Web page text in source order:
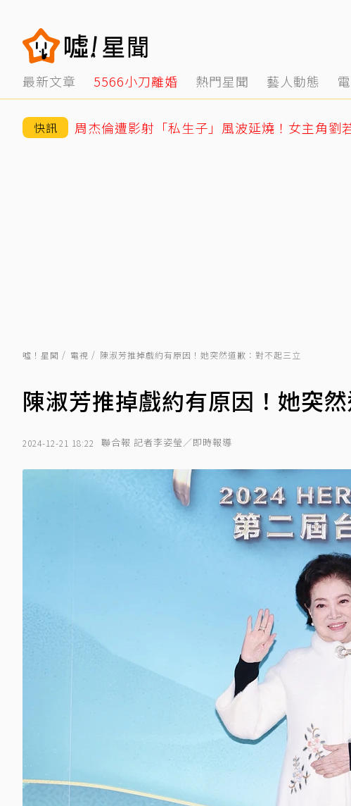
最新文章 5566小刀離婚 熱門星聞 藝人動態
快訊 周杰倫遭影射「私生子」風波延燒！女主角劉
噓！星聞 電視 陳淑芳推掉戲約有原因！她突然道歉：對不起三立
陳淑芳推掉戲約有原因！她突
2024-12-21 18:22 聯合報 記者李姿瑩／即時報導